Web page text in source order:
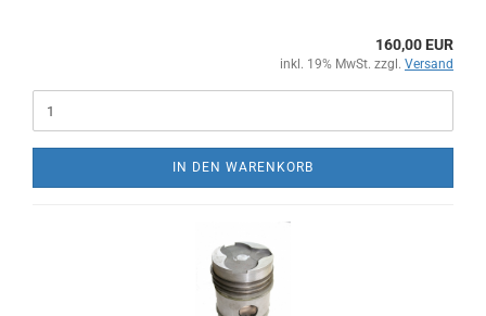
160,00 EUR
inkl. 19% MwSt. zzgl. Versand
IN DEN WARENKORB